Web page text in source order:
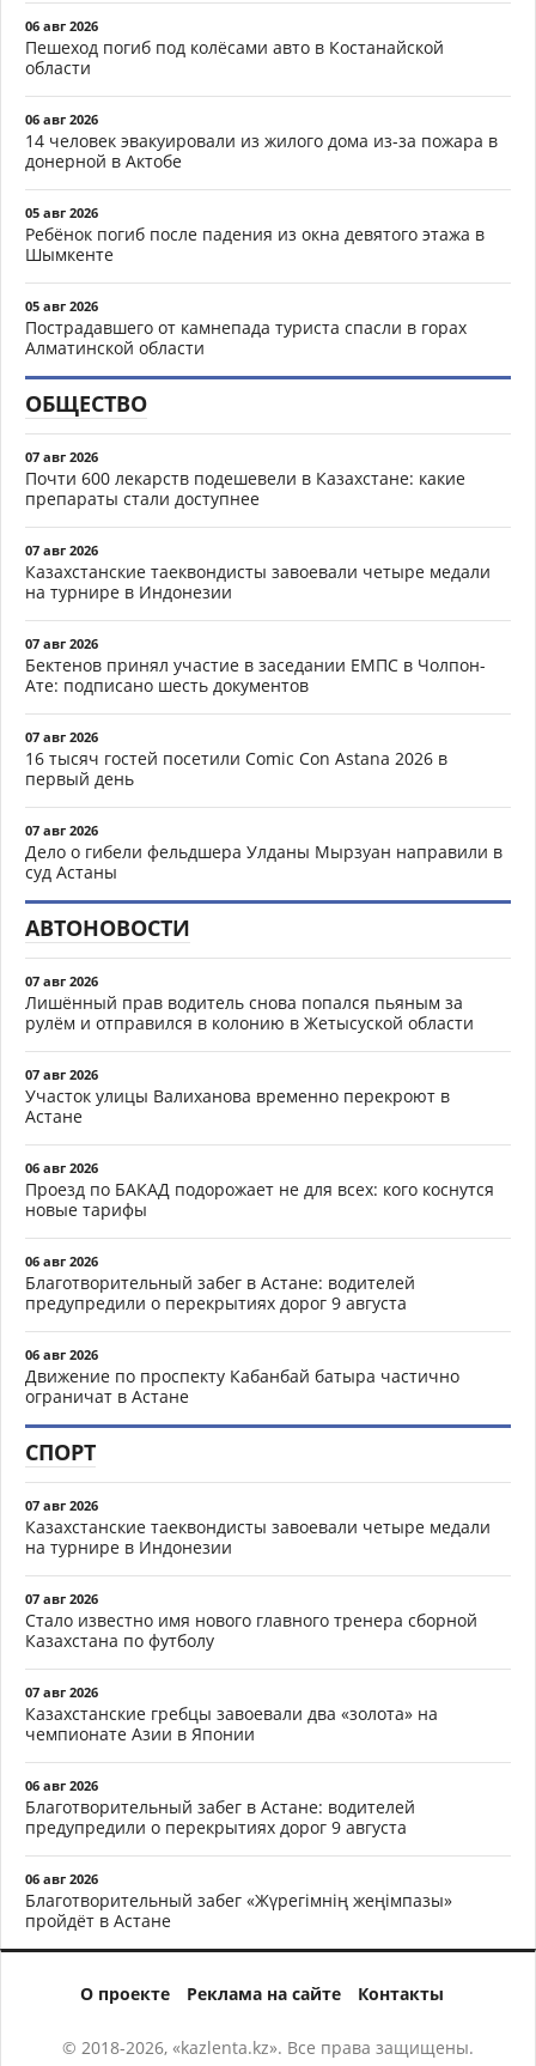
06 авг 2026
Пешеход погиб под колёсами авто в Костанайской
области
06 авг 2026
14 человек эвакуировали из жилого дома из-за пожара в
донерной в Актобе
05 авг 2026
Ребёнок погиб после падения из окна девятого этажа в
Шымкенте
05 авг 2026
Пострадавшего от камнепада туриста спасли в горах
Алматинской области
ОБЩЕСТВО
07 авг 2026
Почти 600 лекарств подешевели в Казахстане: какие
препараты стали доступнее
07 авг 2026
Казахстанские таеквондисты завоевали четыре медали
на турнире в Индонезии
07 авг 2026
Бектенов принял участие в заседании ЕМПС в Чолпон-
Ате: подписано шесть документов
07 авг 2026
16 тысяч гостей посетили Comic Con Astana 2026 в
первый день
07 авг 2026
Дело о гибели фельдшера Улданы Мырзуан направили в
суд Астаны
АВТОНОВОСТИ
07 авг 2026
Лишённый прав водитель снова попался пьяным за
рулём и отправился в колонию в Жетысуской области
07 авг 2026
Участок улицы Валиханова временно перекроют в
Астане
06 авг 2026
Проезд по БАКАД подорожает не для всех: кого коснутся
новые тарифы
06 авг 2026
Благотворительный забег в Астане: водителей
предупредили о перекрытиях дорог 9 августа
06 авг 2026
Движение по проспекту Кабанбай батыра частично
ограничат в Астане
СПОРТ
07 авг 2026
Казахстанские таеквондисты завоевали четыре медали
на турнире в Индонезии
07 авг 2026
Стало известно имя нового главного тренера сборной
Казахстана по футболу
07 авг 2026
Казахстанские гребцы завоевали два «золота» на
чемпионате Азии в Японии
06 авг 2026
Благотворительный забег в Астане: водителей
предупредили о перекрытиях дорог 9 августа
06 авг 2026
Благотворительный забег «Жүрегімнің жеңімпазы»
пройдёт в Астане
О проекте Реклама на сайте Контакты
© 2018-2026, «kazlenta.kz». Все права защищены.